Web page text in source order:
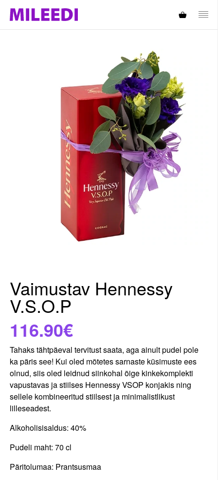
Vaimustav Hennessy
V.S.O.P
116.90€
Tahaks tähtpäeval tervitust saata, aga ainult pudel pole
ka päris see! Kui oled mõtetes sarnaste küsimuste ees
olnud, siis oled leidnud siinkohal õige kinkekomplekti
vapustavas ja stiilses Hennessy VSOP konjakis ning
sellele kombineeritud stiilsest ja minimalistlikust
lilleseadest.
Alkoholisisaldus: 40%
Pudeli maht: 70 cl
Päritolumaa: Prantsusmaa